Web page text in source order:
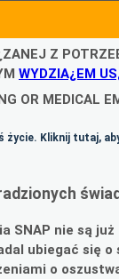
Z
WYDZIA¿EM
OR MEDICAL
życie. Kliknij tutaj,
SNAP nie są
ubiegać się
o